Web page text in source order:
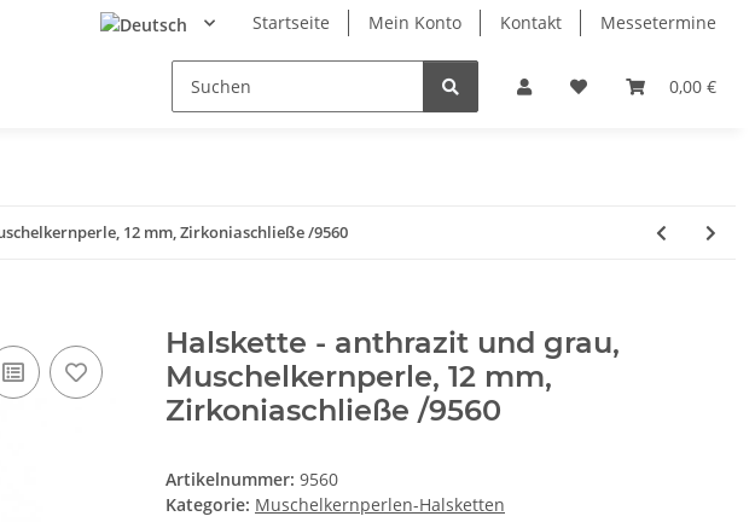
Startseite Mein Konto Kontakt Messetermine
0,00 €
12 mm, Zirkoniaschließe /9560
Halskette - anthrazit und grau,
Muschelkernperle, 12 mm,
Zirkoniaschließe /9560
Artikelnummer: 9560
Kategorie: Muschelkernperlen-Halsketten